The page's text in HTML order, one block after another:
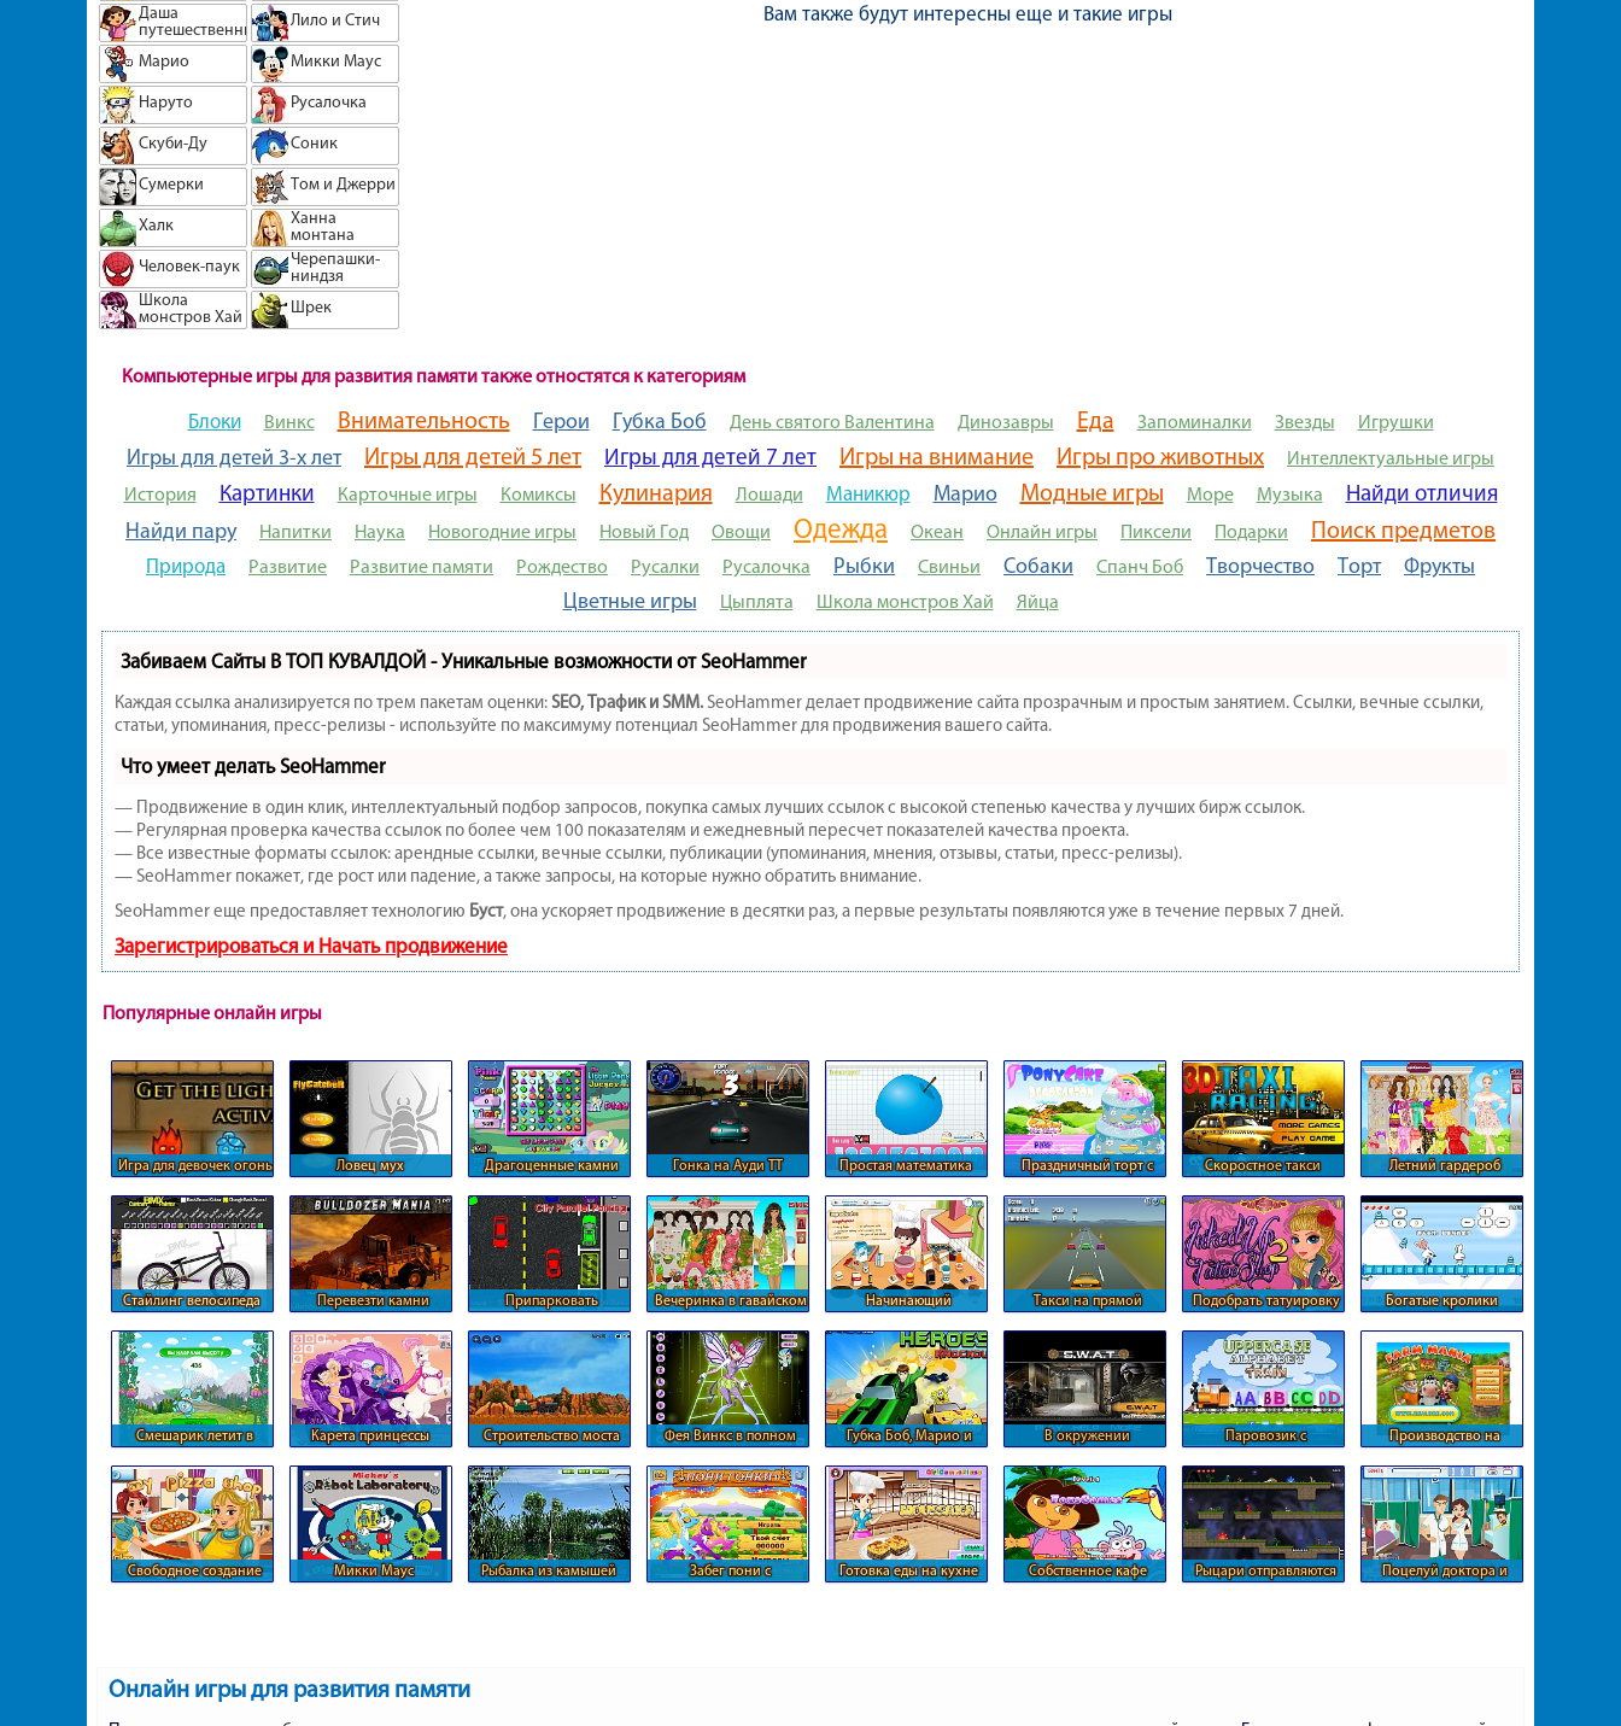
Даша
путешественница
Лило и Стич
Марио
Микки Маус
Наруто
Русалочка
Скуби-Ду
Соник
Сумерки
Том и Джерри
Халк
Ханна
монтана
Человек-паук
Черепашки-
ниндзя
Школа
монстров Хай
Шрек
Вам также будут интересны еще и такие игры
Компьютерные игры для развития памяти также отностятся к категориям
Блоки Винкс Внимательность Герои Губка Боб День святого Валентина Динозавры Еда Запоминалки Звезды Игрушки
Игры для детей 3-х лет Игры для детей 5 лет Игры для детей 7 лет Игры на внимание Игры про животных
Интеллектуальные игры
История
Картинки Карточные игры Комиксы Кулинария Лошади Маникюр Марио Модные игры Море Музыка Найди отличия
Найди пару Напитки Наука Новогодние игры Новый Год Овощи Одежда Океан Онлайн игры Пиксели Подарки Поиск предметов
Природа Развитие Развитие памяти Рождество Русалки Русалочка Рыбки Свиньи Собаки Спанч Боб Творчество Торт
Фрукты
Цветные игры
Цыплята Школа монстров Хай Яйца
Забиваем Сайты В ТОП КУВАЛДОЙ - Уникальные возможности от SeoHammer
Каждая ссылка анализируется по трем пакетам оценки:SEO, Трафик и SMM. SeoHammer делает продвижение сайта прозрачным и простым занятием. Ссылки, вечные ссылки,
статьи, упоминания, пресс-релизы - используйте по максимуму потенциал SeoHammer для продвижения вашего сайта.
Что умеет делать SeoHammer
— Продвижение в один клик, интеллектуальный подбор запросов, покупка самых лучших ссылок с высокой степенью качества у лучших бирж ссылок.
— Регулярная проверка качества ссылок по более чем 100 показателям и ежедневный пересчет показателей качества проекта.
— Все известные форматы ссылок: арендные ссылки, вечные ссылки, публикации (упоминания, мнения, отзывы, статьи, пресс-релизы).
— SeoHammer покажет, где рост или падение, а также запросы, на которые нужно обратить внимание.
SeoHammer еще предоставляет технологию Буст, она ускоряет продвижение в десятки раз, а первые результаты появляются уже в течение первых 7 дней.
Зарегистрироваться и Начать продвижение
Популярные онлайн игры
Игра для девочек огонь
Ловец мух
Драгоценные камни
Гонка на Ауди ТТ Простая математика
Праздничный торт с
Скоростное такси
Летний гардероб
Стайлинг велосипеда
Перевезти камни
Припарковать
параллельно другим
Вечеринка в гавайском
Начинающий
Такси на прямой
Подобрать татуировку
Богатые кролики
Смешарик летит в
Карета принцессы
Строительство моста
Фея Винкс в полном
Губка Боб, Марио и
В окружении
Паровозик с
Производство на
Свободное создание
Микки Маус
Рыбалка из камышей
Забег пони с
Готовка еды на кухне
Собственное кафе
Рыцари отправляются
Поцелуй доктора и
Онлайн игры для развития памяти